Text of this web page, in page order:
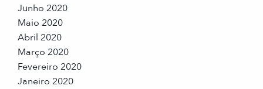
Junho 2020
Maio 2020
Abril 2020
Março 2020
Fevereiro 2020
Janeiro 2020